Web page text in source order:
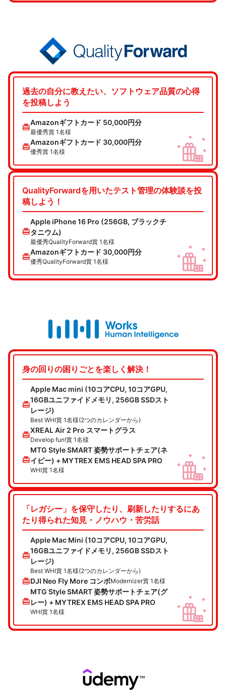
過去の自分に教えたい、ソフトウェア品質の心得
を投稿しよう
redeemAmazonギフトカード 50,000円分
最優秀賞 1名様
redeemAmazonギフトカード 30,000円分
優秀賞 1名様
QualityForwardを用いたテスト管理の体験談を投
稿しよう！
redeem
Apple iPhone 16 Pro (256GB, ブラックチ
タニウム)
最優秀QualityForward賞 1名様
redeemAmazonギフトカード 30,000円分
優秀QualityForward賞 1名様
身の回りの困りごとを楽しく解決！
redeem
Apple Mac mini (10コアCPU, 10コアGPU,
16GBユニファイドメモリ, 256GB SSDスト
レージ)
Best WHI賞 1名様(2つのカレンダーから)
redeemXREAL Air 2 Pro スマートグラス
Develop fun!賞 1名様
redeem
MTG Style SMART 姿勢サポートチェア(ネ
イビー) + MYTREX EMS HEAD SPA PRO
WHI賞 1名様
「レガシー」を保守したり、刷新したりするにあ
たり得られた知見・ノウハウ・苦労話
redeem
Apple Mac Mini (10コアCPU, 10コアGPU,
16GBユニファイドメモリ, 256GB SSDスト
レージ)
Best WHI賞 1名様(2つのカレンダーから)
redeemDJI Neo Fly More コンボModernizer賞 1名様
redeem
MTG Style SMART 姿勢サポートチェア(グ
レー) + MYTREX EMS HEAD SPA PRO
WHI賞 1名様